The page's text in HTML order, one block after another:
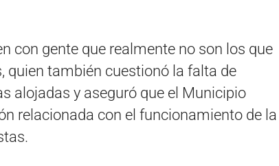
con gente que realmente no son los que
quien también cuestionó la falta de
alojadas y aseguró que el Municipio
relacionada con el funcionamiento de la